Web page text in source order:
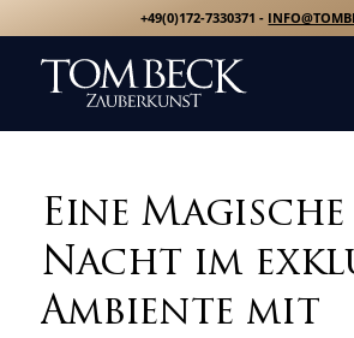
+49(0)172-7330371 -
Eine Magische
Nacht im
Ambiente mit